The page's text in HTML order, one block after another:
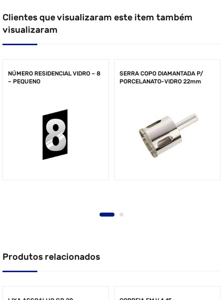
Clientes que visualizaram este item também
visualizaram
NÚMERO RESIDENCIAL VIDRO – 8
– PEQUENO
SERRA COPO DIAMANTADA P/
PORCELANATO-VIDRO 22mm
Produtos relacionados